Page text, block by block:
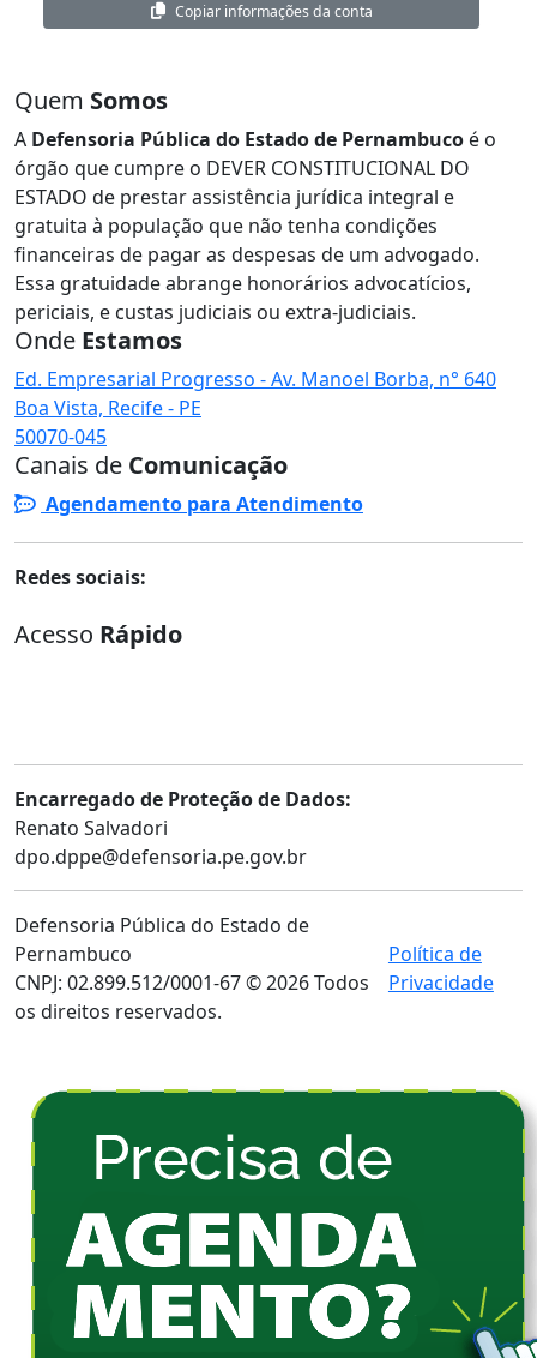
Copiar informações da conta
Quem Somos
A Defensoria Pública do Estado de Pernambuco é o
órgão que cumpre o DEVER CONSTITUCIONAL DO
ESTADO de prestar assistência jurídica integral e
gratuita à população que não tenha condições
financeiras de pagar as despesas de um advogado.
Essa gratuidade abrange honorários advocatícios,
periciais, e custas judiciais ou extra-judiciais.
Onde Estamos
Ed. Empresarial Progresso - Av. Manoel Borba, n° 640
Boa Vista, Recife - PE
50070-045
Canais de Comunicação
Agendamento para Atendimento
Redes sociais:
Acesso Rápido
Encarregado de Proteção de Dados:
Renato Salvadori
dpo.dppe@defensoria.pe.gov.br
Defensoria Pública do Estado de
Pernambuco
CNPJ: 02.899.512/0001-67 © 2026 Todos
os direitos reservados.
Política de
Privacidade